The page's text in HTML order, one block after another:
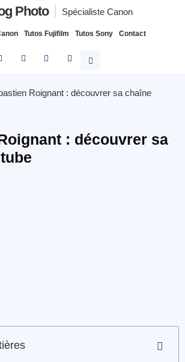
Photo Spécialiste Canon
Tutos Fujifilm Tutos Sony Contact
Roignant : découvrer sa chaîne
: découvrer sa